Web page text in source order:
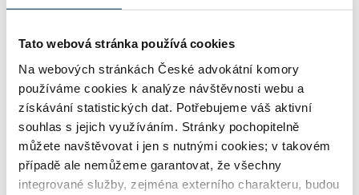
Tato webová stránka používá cookies
Na webových stránkách České advokátní komory
používáme cookies k analýze návštěvnosti webu a
získávání statistických dat. Potřebujeme váš aktivní
souhlas s jejich využíváním. Stránky pochopitelně
můžete navštěvovat i jen s nutnými cookies; v takovém
případě ale nemůžeme garantovat, že všechny
integrované služby, zejména externího charakteru, budou
17 obchodní společnosti, družstva
KONTAKT
WWW: www.akhavelkova.eu